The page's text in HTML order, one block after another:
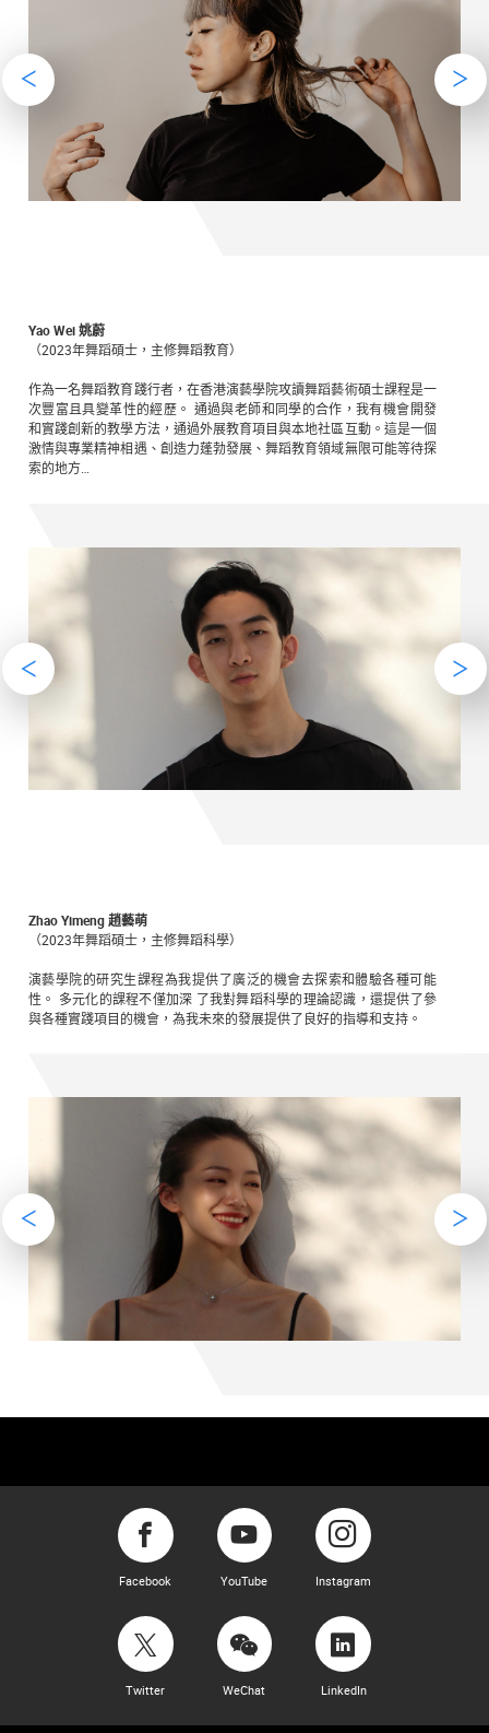
Yao Wei 姚蔚
（2023年舞蹈碩士，主修舞蹈教育）
作為一名舞蹈教育踐行者，在香港演藝學院攻讀舞蹈藝術碩士課程是一
次豐富且具變革性的經歷。 通過與老師和同學的合作，我有機會開發
和實踐創新的教學方法，通過外展教育項目與本地社區互動。這是一個
激情與專業精神相遇、創造力蓬勃發展、舞蹈教育領域無限可能等待探
索的地方…
Zhao Yimeng 趙藝萌
（2023年舞蹈碩士，主修舞蹈科學）
演藝學院的研究生課程為我提供了廣泛的機會去探索和體驗各種可能
性。 多元化的課程不僅加深 了我對舞蹈科學的理論認識，還提供了參
與各種實踐項目的機會，為我未來的發展提供了良好的指導和支持。
Facebook YouTube Instagram
Twitter WeChat LinkedIn